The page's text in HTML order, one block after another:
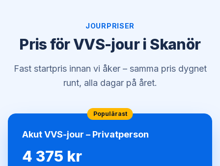
JOURPRISER
Pris för VVS-jour i Skanör
Fast startpris innan vi åker – samma pris dygnet
runt, alla dagar på året.
Populärast
Akut VVS-jour – Privatperson
4 375 kr